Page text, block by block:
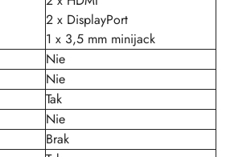
2 x DisplayPort
1 x 3,5 mm minijack
Nie
Nie
Tak
Nie
Brak